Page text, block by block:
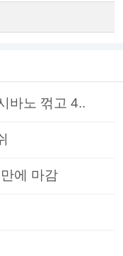
바노 꺾고 4..
에 마감